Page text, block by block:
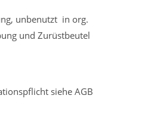
unbenutzt in org.
und Zurüstbeutel
siehe AGB